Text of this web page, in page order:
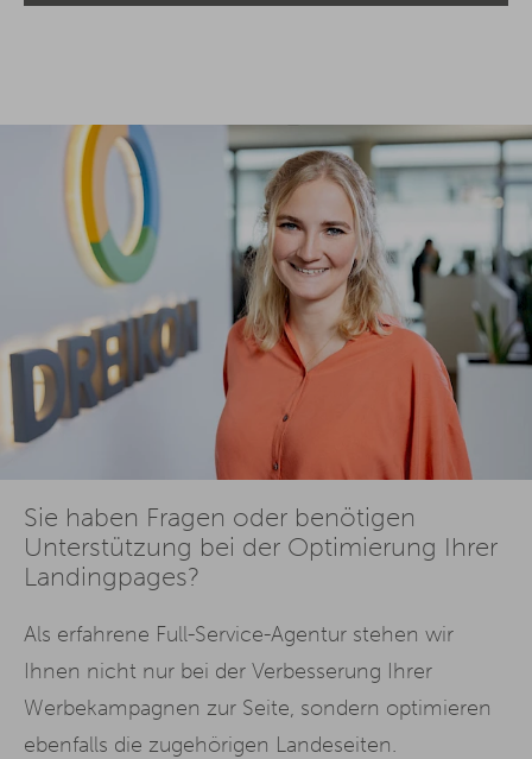
Sie haben Fragen oder benötigen
Unterstützung bei der Optimierung Ihrer
Landingpages?
Als erfahrene Full-Service-Agentur stehen wir
Ihnen nicht nur bei der Verbesserung Ihrer
Werbekampagnen zur Seite, sondern optimieren
ebenfalls die zugehörigen Landeseiten.